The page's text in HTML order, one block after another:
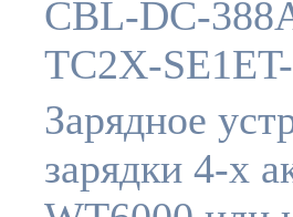
CBL-DC-
TC2X-
Зарядное
зарядки 4-х